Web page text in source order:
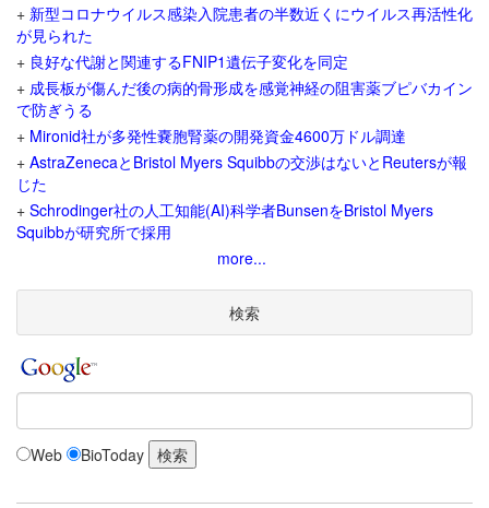
+ 新型コロナウイルス感染入院患者の半数近くにウイルス再活性化
が見られた
+ 良好な代謝と関連するFNIP1遺伝子変化を同定
+ 成長板が傷んだ後の病的骨形成を感覚神経の阻害薬ブピバカイン
で防ぎうる
+ Mironid社が多発性嚢胞腎薬の開発資金4600万ドル調達
+ AstraZenecaとBristol Myers Squibbの交渉はないとReutersが報
じた
+ Schrodinger社の人工知能(AI)科学者BunsenをBristol Myers
Squibbが研究所で採用
more...
検索
Web BioToday